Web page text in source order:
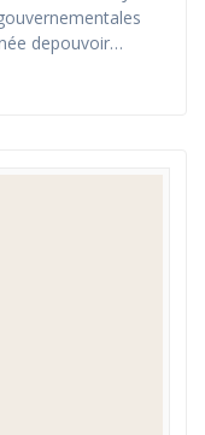
depouvoir…